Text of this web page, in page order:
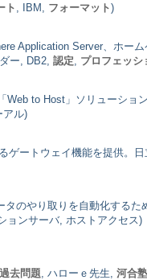
ト , IBM, フォーマット)
Application Server、ホー
ー, DB2, 認定 プロフェッシ
to Host」ソリューショ
アル)
ゲートウェイ機能を提供。
のやり取りを自動化する
ョンサーバ, ホストアクセス)
過去問題 , ハローｅ先生, 河合塾